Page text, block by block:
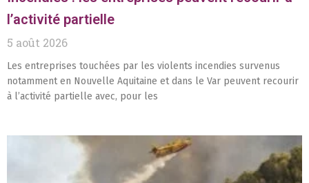
l’activité partielle
5 août 2026
Les entreprises touchées par les violents incendies survenus
notamment en Nouvelle Aquitaine et dans le Var peuvent recourir
à l’activité partielle avec, pour les